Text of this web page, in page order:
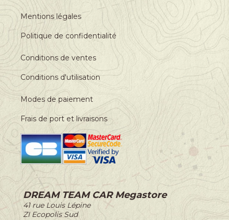
Mentions légales
Politique de confidentialité
Conditions de ventes
Conditions d'utilisation
Modes de paiement
Frais de port et livraisons
DREAM TEAM CAR Megastore
-41 rue Louis Lépine
-
ZI Ecopolis Sud